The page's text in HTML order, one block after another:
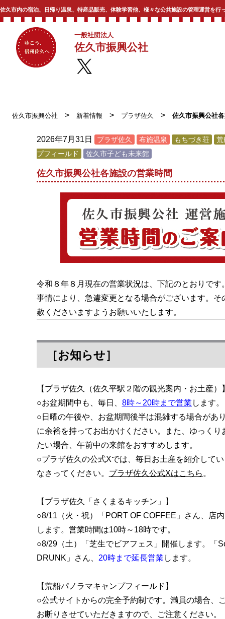
佐久市内の宿泊、日帰り温泉、特産品販売、体験学習他、様々な公共施設の管理運営を行
一般社団法人
佐久市振興公社
佐久市振興公社 > 新着情報 > プラザ佐久 > 佐久市振興公社
2026年7月31日 プラザ佐久 布施温泉 もちづき荘
荒
プフィールド
佐久市子ども未来館
佐久市振興公社各施設の営業時間
令和８年８月現在の営業状況は、下記のとおりです
事情により、急遽変更となる場合がございます。そ
赦くださいますようお願いいたします。
［お知らせ］
【プラザ佐久（佐久平駅２階の観光案内・お土産）
○お盆期間中も、毎日、 8時～20時まで営業 します。
○日曜の午後や、お盆期間後半は混雑する場合があ
に余裕を持ってお出かけください。また、ゆっくり
たい場合、午前中の来館をおすすめします。
○プラザ佐久の公式Xでは、毎日お土産を紹介して
なさってください。 プラザ佐久公式Xはこちら 。
【プラザ佐久「さくまるキッチン」】
○8/11（火・祝）「PORT OF COFFEE」さん、店
します。営業時間は10時～18時です。
○8/29（土）「芝生でビアフェス」開催します。「
DRUNK」さん、 20時まで延長営業 します。
【荒船パノラマキャンプフィールド】
○公式サイトからの完全予約制です。満員の場合、
お断りさせていただきますので、ご注意ください。